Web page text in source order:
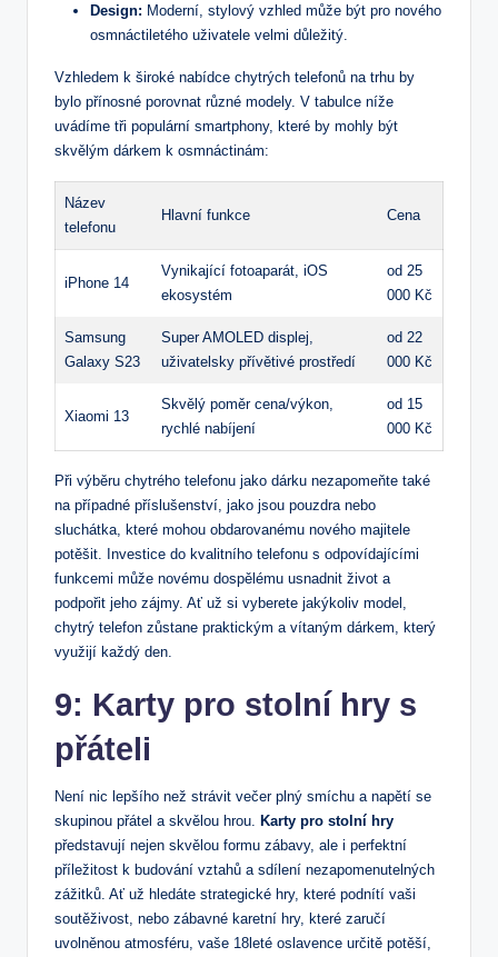
Design: Moderní, stylový vzhled může být pro nového
osmnáctiletého uživatele velmi důležitý.
Vzhledem k široké nabídce chytrých telefonů na trhu by
bylo přínosné porovnat různé modely. V tabulce níže
uvádíme tři populární smartphony, které by mohly být
skvělým dárkem k osmnáctinám:
Název
telefonu
Hlavní funkce Cena
iPhone 14
Vynikající fotoaparát, iOS
ekosystém
od 25
000 Kč
Samsung
Galaxy S23
Super AMOLED displej,
uživatelsky přívětivé prostředí
od 22
000 Kč
Xiaomi 13
Skvělý poměr cena/výkon,
rychlé nabíjení
od 15
000 Kč
Při výběru chytrého telefonu jako dárku nezapomeňte také
na případné příslušenství, jako jsou pouzdra nebo
sluchátka, které mohou obdarovanému nového majitele
potěšit. Investice do kvalitního telefonu s odpovídajícími
funkcemi může novému dospělému usnadnit život a
podpořit jeho zájmy. Ať už si vyberete jakýkoliv model,
chytrý telefon zůstane praktickým a vítaným dárkem, který
využijí každý den.
9: Karty pro stolní hry s
přáteli
Není nic lepšího než strávit večer plný smíchu a napětí se
skupinou přátel a skvělou hrou.
Karty pro stolní hry
představují nejen skvělou formu zábavy, ale i perfektní
příležitost k budování vztahů a sdílení nezapomenutelných
zážitků. Ať už hledáte strategické hry, které podnítí vaši
soutěživost, nebo zábavné karetní hry, které zaručí
uvolněnou atmosféru, vaše 18leté oslavence určitě potěší,